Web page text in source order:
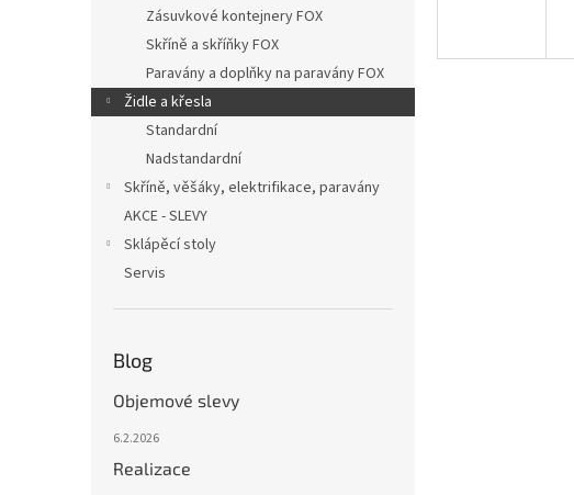
Zásuvkové kontejnery FOX
Skříně a skříňky FOX
Paravány a doplňky na paravány FOX
Židle a křesla
Standardní
Nadstandardní
Skříně, věšáky, elektrifikace, paravány
AKCE - SLEVY
Sklápěcí stoly
Servis
Blog
Objemové slevy
6.2.2026
Realizace